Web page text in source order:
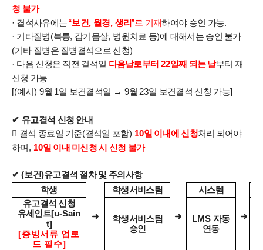
청 불가
· 결석사유에는 “보건, 월경, 생리”로 기재하여야 승인 가능.
· 기타질병(복통, 감기몸살, 병원치료 등)에 대해서는 승인 불가
(기타 질병은 질병결석으로 신청)
· 다음 신청은 직전 결석일 다음날로부터 22일째 되는 날부터 재
신청 가능
[(예시 ) 9월 1일 보건결석일 → 9월23일 보건결석 신청 가능]
✔ 유고결석 신청 안내
 결석 종료일 기준(결석일 포함) 10일 이내에 신청처리 되어야
하며 , 10일 이내 미신청 시 신청 불가
✔ (보건)유고결석 절차 및 주의사항
학생
➜
학생서비스팀
➜
시스템
➜
유고결석 신청
유세인트[u-Sain
t]
[증빙서류 업로
드 필수]
학생서비스팀
승인
LMS자동
연동